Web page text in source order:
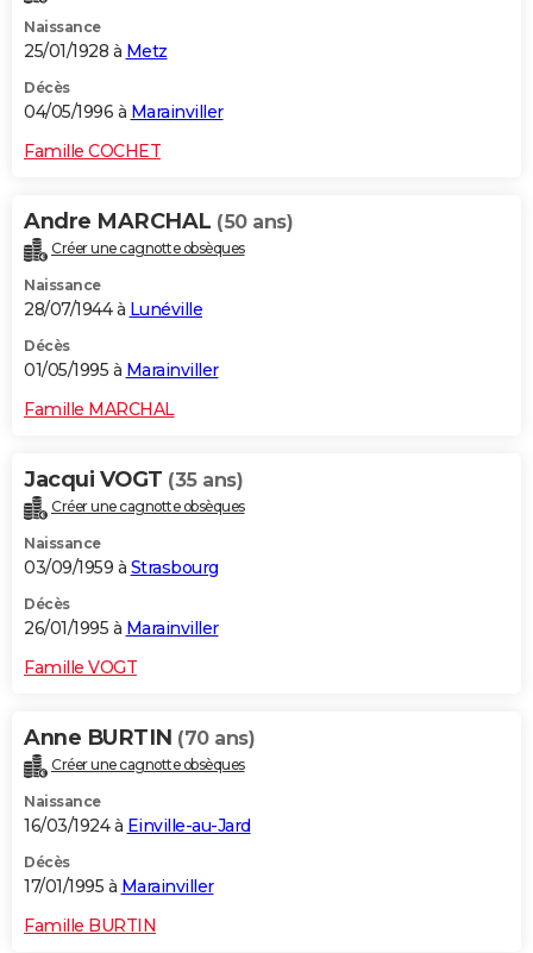
Naissance
25/01/1928 à Metz
Décès
04/05/1996 à Marainviller
Famille COCHET
Andre MARCHAL (50 ans)
Créer une cagnotte obsèques
Naissance
28/07/1944 à Lunéville
Décès
01/05/1995 à Marainviller
Famille MARCHAL
Jacqui VOGT (35 ans)
Créer une cagnotte obsèques
Naissance
03/09/1959 à Strasbourg
Décès
26/01/1995 à Marainviller
Famille VOGT
Anne BURTIN (70 ans)
Créer une cagnotte obsèques
Naissance
16/03/1924 à Einville-au-Jard
Décès
17/01/1995 à Marainviller
Famille BURTIN